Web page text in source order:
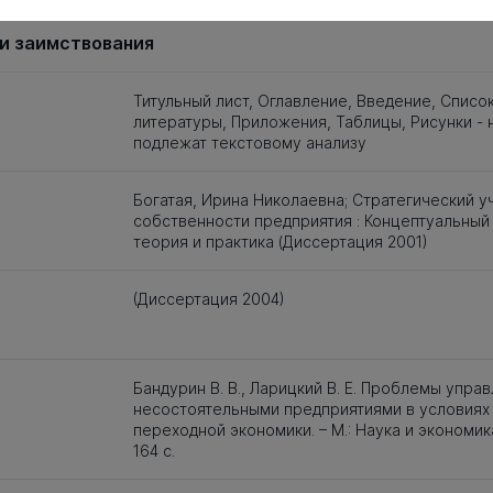
заимствования
Титульный лист, Оглавление, Введение,
литературы, Приложения, Таблицы, Рисунки -
подлежат текстовому анализу
Богатая, Ирина Николаевна; Стратегический
собственности предприятия : Концептуальный
теория и практика (Диссертация 2001)
(Диссертация 2004)
Бандурин В. В., Ларицкий В. Е. Проблемы
несостоятельными предприятиями в условиях
переходной экономики. – М.: Наука и
164 с.